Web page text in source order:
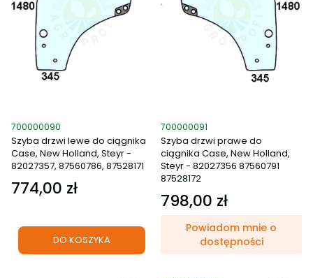
Kod produktu
700000090
Szyba drzwi lewe do ciągnika
Case, New Holland, Steyr -
82027357, 87560786, 87528171
Cena
774,00 zł
DO KOSZYKA
Kod produktu
700000091
Szyba drzwi prawe do
ciągnika Case, New Holland,
Steyr - 82027356 87560791
87528172
Cena
798,00 zł
Powiadom mnie o
dostępności